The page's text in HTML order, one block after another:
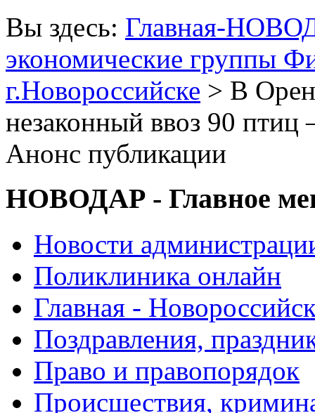
Вы здесь: Главная-
экономические группы
г.Новороссийске > В
незаконный ввоз 90 птиц
Анонс публикации
НОВОДАР - Главное
Новости
Поликлиника онлайн
Главная -
Поздравления,
Право и правопорядок
Происшествия,